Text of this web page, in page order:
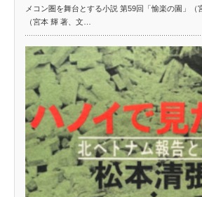
メコン圏を舞台とする小説 第59回「愉楽の園」（
（宮本 輝 著、文…